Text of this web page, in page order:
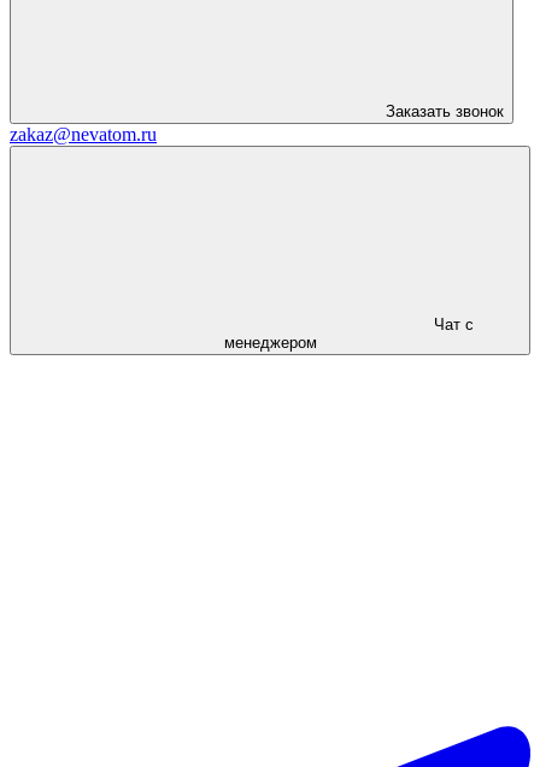
Заказать звонок
zakaz@nevatom.ru
Чат с
менеджером